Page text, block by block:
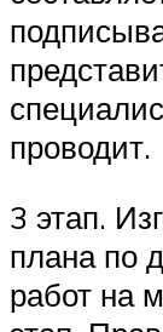
проводит.
3 этап.
плана по
работ на